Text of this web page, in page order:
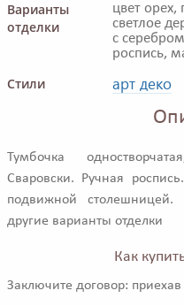
Варианты
отделки
цвет орех,
светлое
с
роспись,
Стили арт деко
Тумбочка
Сваровски. Ручная
подвижной столешницей.
другие варианты отделки
Как
Заключите договор: